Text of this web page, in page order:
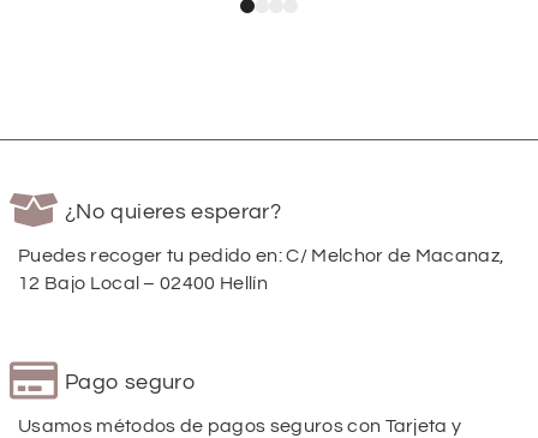
¿No quieres esperar?
Puedes recoger tu pedido en: C/ Melchor de Macanaz,
12 Bajo Local – 02400 Hellín
Pago seguro
Usamos métodos de pagos seguros con Tarjeta y